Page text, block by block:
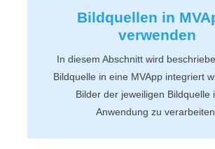
Bildquellen in
verwenden
In diesem Abschnitt wird
Bildquelle in eine MVAppintegriert
Bilder der jeweiligen Bildquelle
Anwendung zu verarbeiten.